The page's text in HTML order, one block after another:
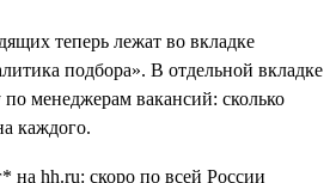
теперь лежат во вкладке
подбора». В отдельной вкладке
менеджерам вакансий: сколько
каждого.